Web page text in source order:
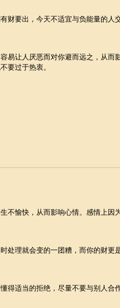
财要出，今天不适宜与负能量的人
易让人厌恶而对你避而远之，从而
要过于热衷。
不愉快，从而影响心情。感情上因
处理就会变的一团糟，而你的财更
得适当的拒绝，尽量不要与别人合